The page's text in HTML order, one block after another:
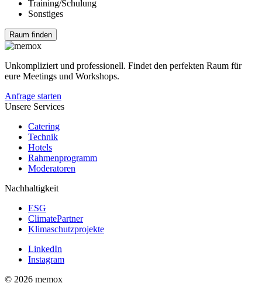
Training/Schulung
Sonstiges
Raum finden
Unkompliziert und professionell. Findet den perfekten Raum für
eure Meetings und Workshops.
Anfrage starten
Unsere Services
Catering
Technik
Hotels
Rahmenprogramm
Moderatoren
Nachhaltigkeit
ESG
ClimatePartner
Klimaschutzprojekte
LinkedIn
Instagram
© 2026 memox